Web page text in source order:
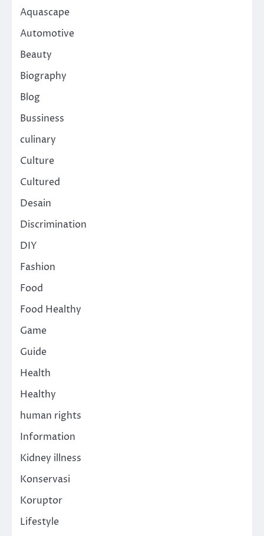
Aquascape
Automotive
Beauty
Biography
Blog
Bussiness
culinary
Culture
Cultured
Desain
Discrimination
DIY
Fashion
Food
Food Healthy
Game
Guide
Health
Healthy
human rights
Information
Kidney illness
Konservasi
Koruptor
Lifestyle